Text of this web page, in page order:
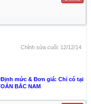
Chỉnh sửa cuối: 12/12/14
mức & Đơn giá: Chỉ có tại
BẮC NAM